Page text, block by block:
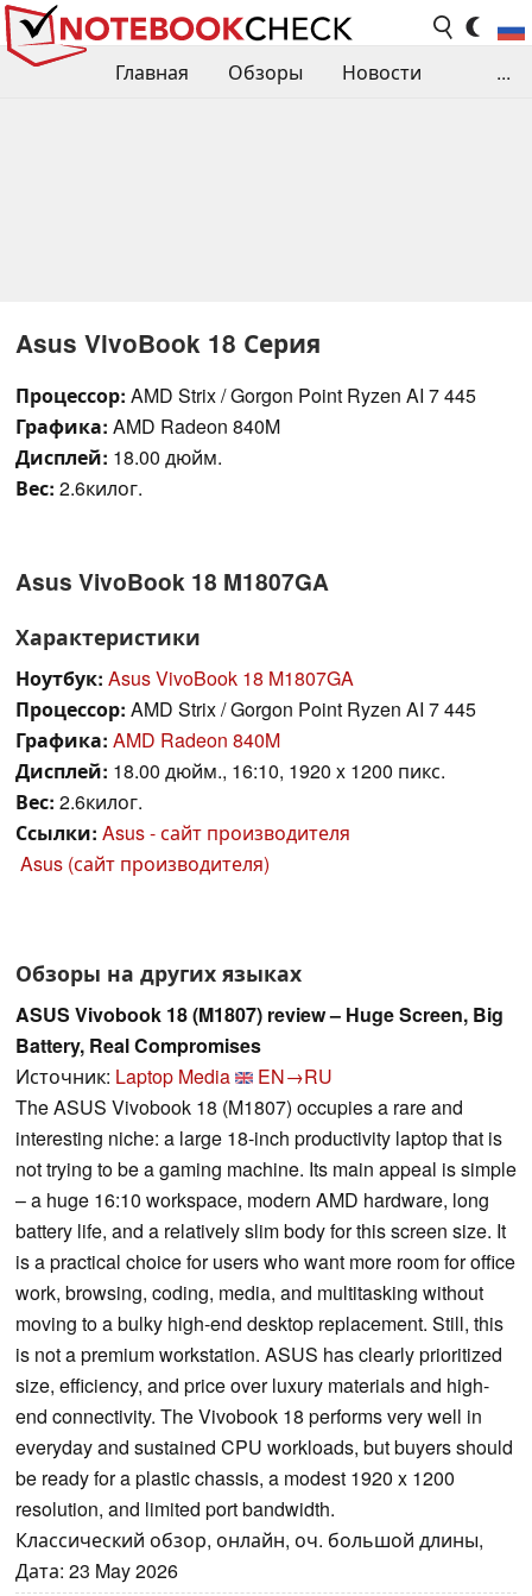
Главная Обзоры
Новости
...
Asus VivoBook 18 Серия
Процессор: AMD Strix / Gorgon Point Ryzen AI 7 445
Графика: AMD Radeon 840M
Дисплей: 18.00 дюйм.
Вес: 2.6килог.
Asus VivoBook 18 M1807GA
Характеристики
Ноутбук: Asus VivoBook 18 M1807GA
Процессор: AMD Strix / Gorgon Point Ryzen AI 7 445
Графика: AMD Radeon 840M
Дисплей: 18.00 дюйм., 16:10, 1920 x 1200 пикс.
Вес: 2.6килог.
Ссылки: Asus - сайт производителя
Asus (сайт производителя)
Обзоры на других языках
ASUS Vivobook 18 (M1807) review – Huge Screen, Big
Battery, Real Compromises
Источник: Laptop Media
EN→RU
The ASUS Vivobook 18 (M1807) occupies a rare and
interesting niche: a large 18-inch productivity laptop that is
not trying to be a gaming machine. Its main appeal is simple
– a huge 16:10 workspace, modern AMD hardware, long
battery life, and a relatively slim body for this screen size. It
is a practical choice for users who want more room for office
work, browsing, coding, media, and multitasking without
moving to a bulky high-end desktop replacement. Still, this
is not a premium workstation. ASUS has clearly prioritized
size, efficiency, and price over luxury materials and high-
end connectivity. The Vivobook 18 performs very well in
everyday and sustained CPU workloads, but buyers should
be ready for a plastic chassis, a modest 1920 x 1200
resolution, and limited port bandwidth.
Классический обзор, онлайн, оч. большой длины,
Дата: 23 May 2026